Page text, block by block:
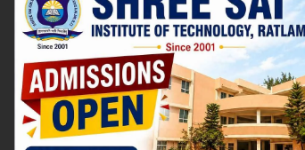
धर्म-संस्कृति